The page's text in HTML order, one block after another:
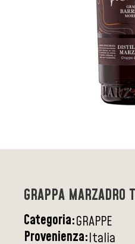
GRAPPA MARZADRO
Categoria:GRAPPE
Provenienza:Italia